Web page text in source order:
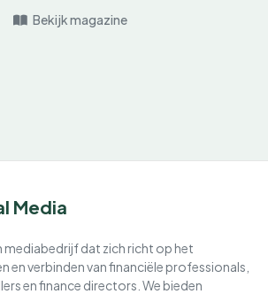
Bekijk magazine
Media
mediabedrijf dat zich richt op het
en verbinden van financiële professionals,
en finance directors. We bieden